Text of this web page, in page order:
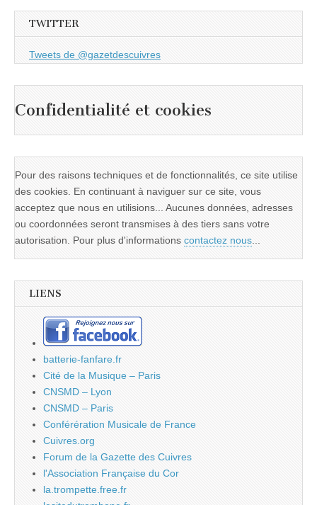
TWITTER
Tweets de @gazetdescuivres
Confidentialité et cookies
Pour des raisons techniques et de fonctionnalités, ce site utilise
des cookies. En continuant à naviguer sur ce site, vous
acceptez que nous en utilisions... Aucunes données, adresses
ou coordonnées seront transmises à des tiers sans votre
autorisation. Pour plus d'informations contactez nous...
LIENS
batterie-fanfare.fr
Cité de la Musique – Paris
CNSMD – Lyon
CNSMD – Paris
Conférération Musicale de France
Cuivres.org
Forum de la Gazette des Cuivres
l'Association Française du Cor
la.trompette.free.fr